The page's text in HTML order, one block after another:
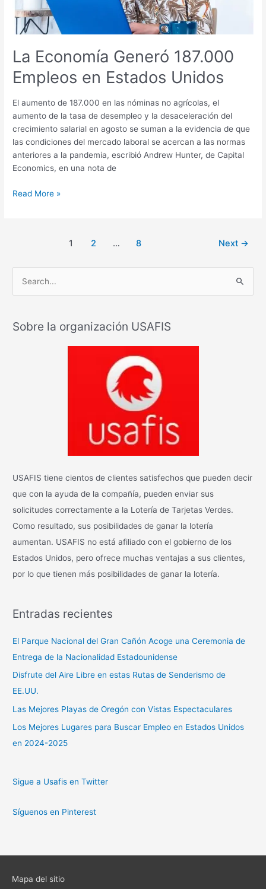
La Economía Generó 187.000
Empleos en Estados Unidos
El aumento de 187.000 en las nóminas no agrícolas, el
aumento de la tasa de desempleo y la desaceleración del
crecimiento salarial en agosto se suman a la evidencia de que
las condiciones del mercado laboral se acercan a las normas
anteriores a la pandemia, escribió Andrew Hunter, de Capital
Economics, en una nota de
Unidos
Read More »
1 2 … 8 Next →
c
Sobre la organización USAFIS
USAFIS tiene cientos de clientes satisfechos que pueden decir
que con la ayuda de la compañía, pueden enviar sus
solicitudes correctamente a la Lotería de Tarjetas Verdes.
Como resultado, sus posibilidades de ganar la lotería
aumentan. USAFIS no está afiliado con el gobierno de los
Estados Unidos, pero ofrece muchas ventajas a sus clientes,
por lo que tienen más posibilidades de ganar la lotería.
Entradas recientes
El Parque Nacional del Gran Cañón Acoge una Ceremonia de
Entrega de la Nacionalidad Estadounidense
Disfrute del Aire Libre en estas Rutas de Senderismo de
EE.UU.
Las Mejores Playas de Oregón con Vistas Espectaculares
Los Mejores Lugares para Buscar Empleo en Estados Unidos
en 2024-2025
Sigue a Usafis en Twitter
Síguenos en Pinterest
Mapa del sitio